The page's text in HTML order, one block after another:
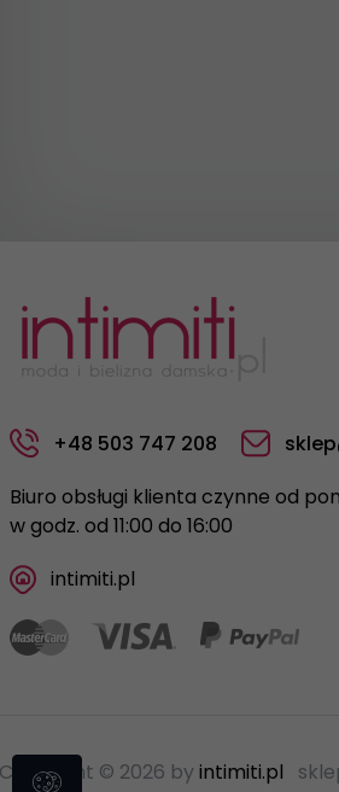
+48 503 747 208
Biuro obsługi klienta czynne od
w godz. od 11:00 do 16:00
intimiti.pl
Copyright © 2026 byintimiti.pl